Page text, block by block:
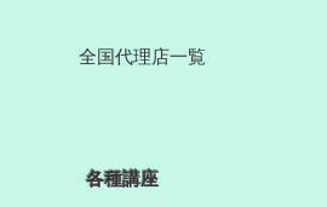
​全国代理店一覧
​各種講座